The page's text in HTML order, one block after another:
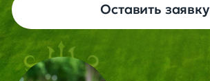
Оставить заявку